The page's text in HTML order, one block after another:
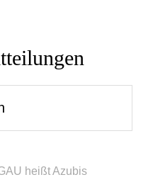
heißt Azubis